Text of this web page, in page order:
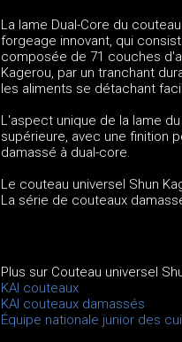
La lame Dual-Core du
forgeage innovant, qui
composée de 71 couches
Kagerou, par un tranchant
les aliments se détachant
L'aspect unique de la lame
supérieure, avec une finition
damassé à dual-core.
Le couteau universel Shun
La série de couteaux
Plus sur Couteau universel
KAI couteaux
KAI couteaux damassés
Équipe nationale junior des